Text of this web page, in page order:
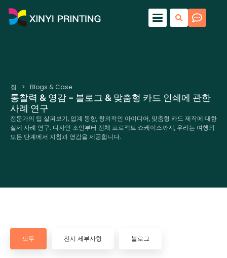
집 > Blogs & Case
통찰력 & 영감 – 블로그 & 맞춤형 카드 인쇄에 관한
사례 연구
전문가의 팁 살펴보기, 업계 동향, 창의적인 아이디어, 맞춤형 카드 제작에 대한
실제 사례 연구. 디자인 조언부터 전체 프로젝트 쇼케이스까지, 우리는 여행의
모든 ​​단계에서 지침과 영감을 제공합니다.
모두 전시 세부사항 블로그